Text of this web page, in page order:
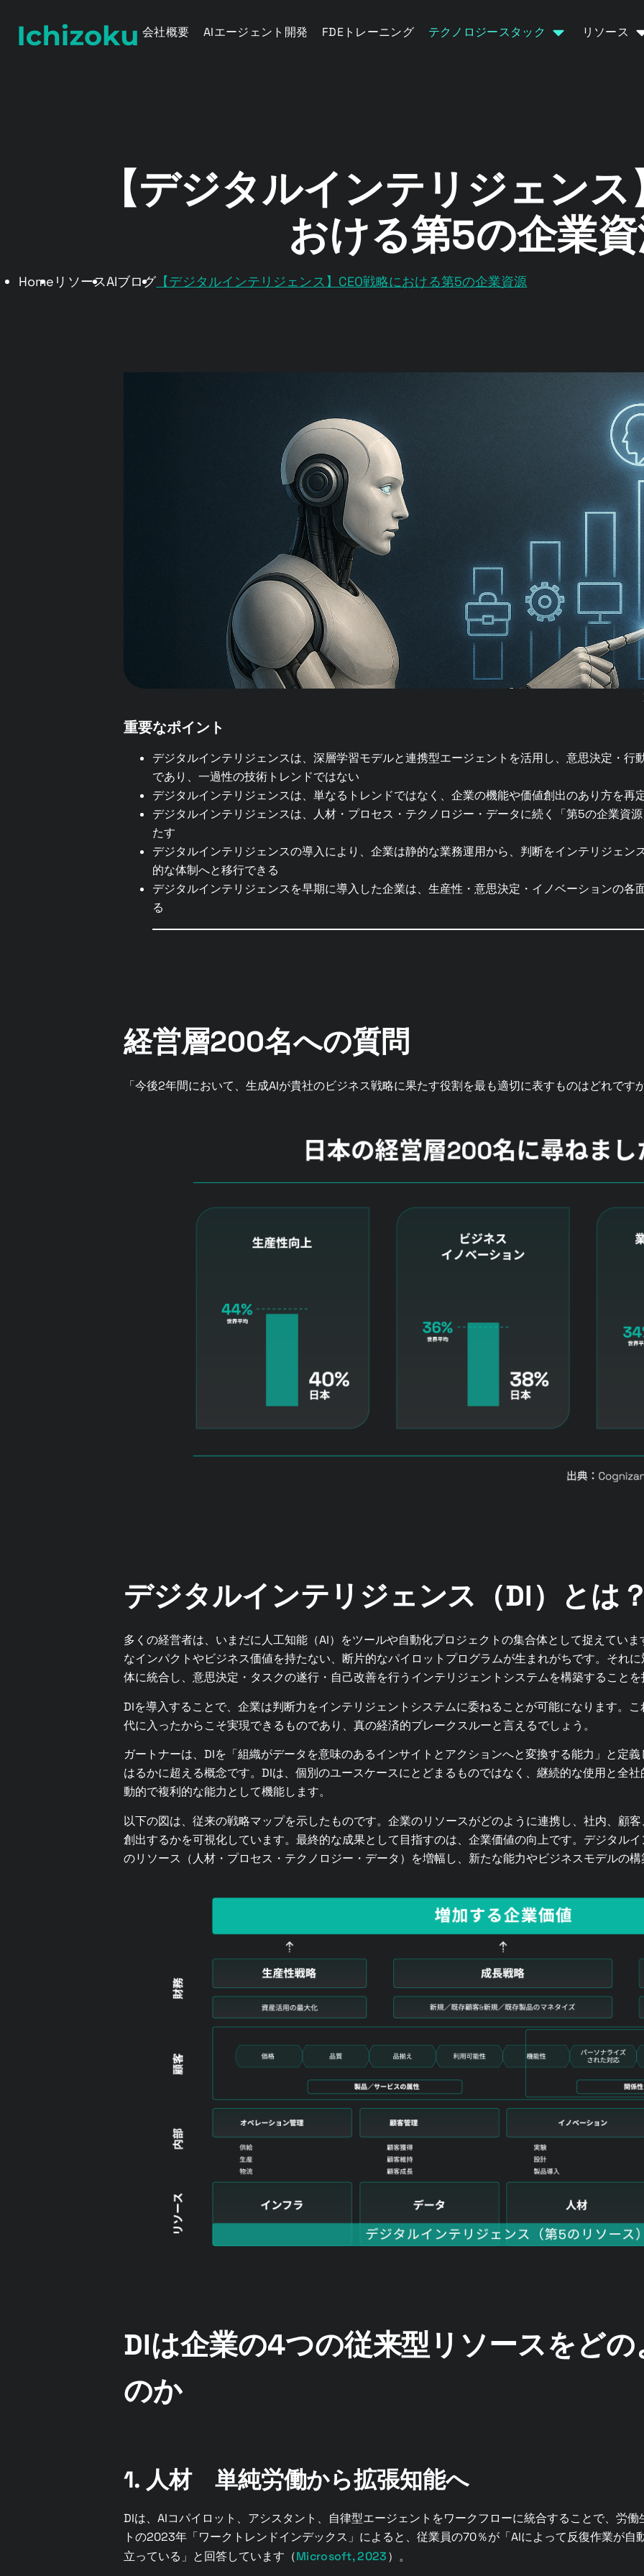
会社概要 AIエージェント開発 FDEトレーニング テクノロジースタック リソース
【デジタルインテリジェンス
おける第5の企業
Home リソースAIブログ【デジタルインテリジェンス】CEO戦略における第5の企業資源
重要なポイント
デジタルインテリジェンスは、深層学習モデルと連携型エージェントを活用し、意思決定・行
であり、一過性の技術トレンドではない
デジタルインテリジェンスは、単なるトレンドではなく、企業の機能や価値創出のあり方を再
デジタルインテリジェンスは、人材・プロセス・テクノロジー・データに続く「第5の企業資
たす
デジタルインテリジェンスの導入により、企業は静的な業務運用から、判断をインテリジェン
的な体制へと移行できる
デジタルインテリジェンスを早期に導入した企業は、生産性・意思決定・イノベーションの各
る
経営層200名への質問
「今後2年間において、生成AIが貴社のビジネス戦略に果たす役割を最も適切に表すものはどれです
デジタルインテリジェンス（DI）とは
多くの経営者は、いまだに人工知能（AI）をツールや自動化プロジェクトの集合体として捉えてい
なインパクトやビジネス価値を持たない、断片的なパイロットプログラムが生まれがちです。それ
体に統合し、意思決定・タスクの遂行・自己改善を行うインテリジェントシステムを構築すること
DIを導入することで、企業は判断力をインテリジェントシステムに委ねることが可能になります。
代に入ったからこそ実現できるものであり、真の経済的ブレークスルーと言えるでしょう。
ガートナーは、DIを「組織がデータを意味のあるインサイトとアクションへと変換する能力」と定
はるかに超える概念です。DIは、個別のユースケースにとどまるものではなく、継続的な使用と全
動的で複利的な能力として機能します。
以下の図は、従来の戦略マップを示したものです。企業のリソースがどのように連携し、社内、顧
創出するかを可視化しています。最終的な成果として目指すのは、企業価値の向上です。デジタル
のリソース（人材・プロセス・テクノロジー・データ）を増幅し、新たな能力やビジネスモデルの
DIは企業の4つの従来型リソースをど
のか
1. 人材 単純労働から拡張知能へ
DIは、AIコパイロット、アシスタント、自律型エージェントをワークフローに統合することで、労
トの2023年「ワークトレンドインデックス」によると、従業員の70％が「AIによって反復作業が自
立っている」と回答しています（Microsoft, 2023）。